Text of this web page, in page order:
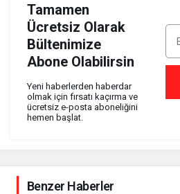
Tamamen
Ücretsiz Olarak
Bültenimize
Abone Olabilirsin
Yeni haberlerden haberdar
olmak için fırsatı kaçırma ve
ücretsiz e-posta aboneliğini
hemen başlat.
Benzer Haberler